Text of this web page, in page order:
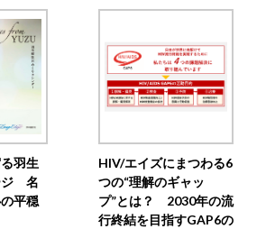
羽生
ジ 名
平穏
HIV/エイズにまつわる6
つの“理解のギャッ
プ”とは？ 2030年の流
行終結を目指すGAP6の